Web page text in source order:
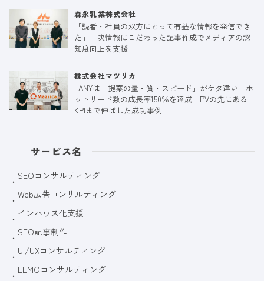
森永乳業株式会社
「読者・社員の双方にとって有益な情報を発信でき
た」一次情報にこだわった記事作成でメディアの認
知度向上を支援
株式会社マツリカ
LANYは「提案の量・質・スピード」がケタ違い｜ホ
ットリード数の成長率150％を達成｜PVの先にある
KPIまで伸ばした成功事例
サービス名
SEOコンサルティング
Web広告コンサルティング
インハウス化支援
SEO記事制作
UI/UXコンサルティング
LLMOコンサルティング